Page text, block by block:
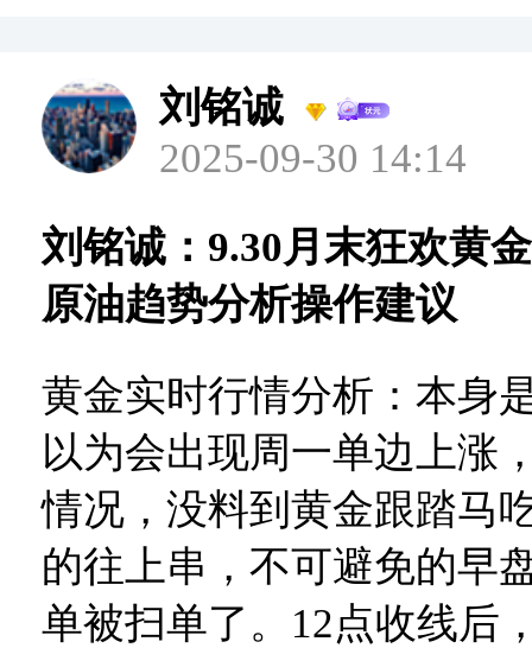
刘铭诚
2025-09-30 14:14
刘铭诚：9.30月末狂欢黄
原油趋势分析操作建议
黄金实时行情分析：本身
以为会出现周一单边上涨
情况，没料到黄金跟踏马
的往上串，不可避免的早
单被扫单了。12点收线后